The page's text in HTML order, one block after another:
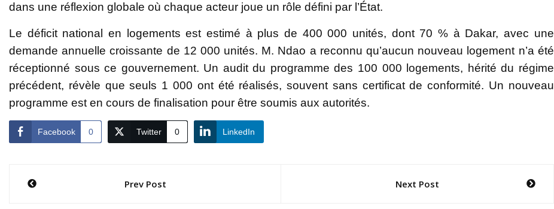
dans une réflexion globale où chaque acteur joue un rôle défini par l’État.
Le déficit national en logements est estimé à plus de 400 000 unités, dont 70 % à Dakar, avec une
demande annuelle croissante de 12 000 unités. M. Ndao a reconnu qu’aucun nouveau logement n’a été
réceptionné sous ce gouvernement. Un audit du programme des 100 000 logements, hérité du régime
précédent, révèle que seuls 1 000 ont été réalisés, souvent sans certificat de conformité. Un nouveau
programme est en cours de finalisation pour être soumis aux autorités.
Facebook 0 Twitter 0 LinkedIn
Navigation
Prev Post Next Post